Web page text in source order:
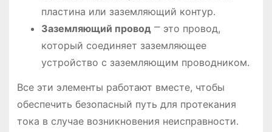
пластина или заземляющий контур.
Заземляющий провод⎻ это провод,
который соединяет заземляющее
устройство с заземляющим проводником.
Все эти элементы работают вместе, чтобы
обеспечить безопасный путь для протекания
тока в случае возникновения неисправности.